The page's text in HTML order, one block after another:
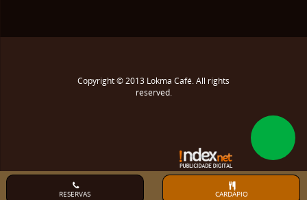
RESERVAS CARDÁPIO
Copyright © 2013 Lokma Café. All rights
reserved.